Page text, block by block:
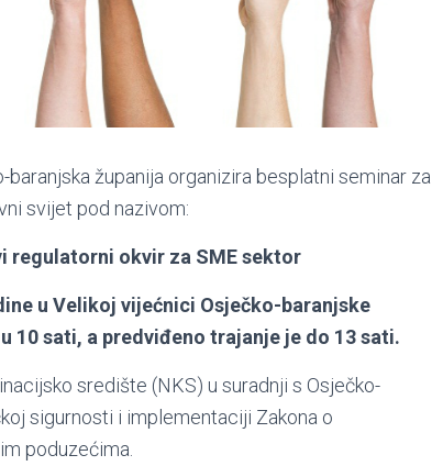
županija organizira besplatni seminar za
svijet pod nazivom:
regulatorni okvir za SME sektor
u Velikoj vijećnici Osječko-baranjske
10 sati, a predviđeno trajanje je do 13 sati.
središte (NKS) u suradnji s Osječko-
sigurnosti i implementaciji Zakona o
poduzećima.